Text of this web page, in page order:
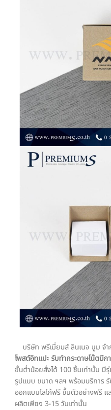
บริษัท พรีเมี่ยมส์ ลินเนจ บูม จ
โพสต์อิทแปะ รับทำกระดาษโน๊ตมี
ขั้นต่ำน้อยสั่งได้ 100 ชิ้นเท่านั้น มีรุ่
รูปแบบ ขนาด ฯลฯ พร้อมบริการ
ออกแบบโลโก้ฟรี ขึ้นตัวอย่างฟรี
ผลิตเพียง 3-15 วันเท่านั้น